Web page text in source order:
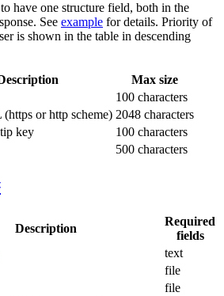
have one structure field, both in the
See example for details. Priority of
is shown in the table in descending
Max size
100 characters
or http scheme) 2048 characters
key
100 characters
500 characters
Description
Required
fields
text
file
file